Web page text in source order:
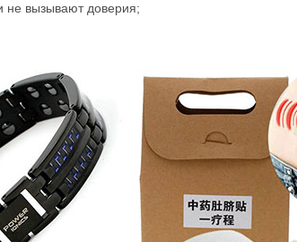
не вызывают доверия;